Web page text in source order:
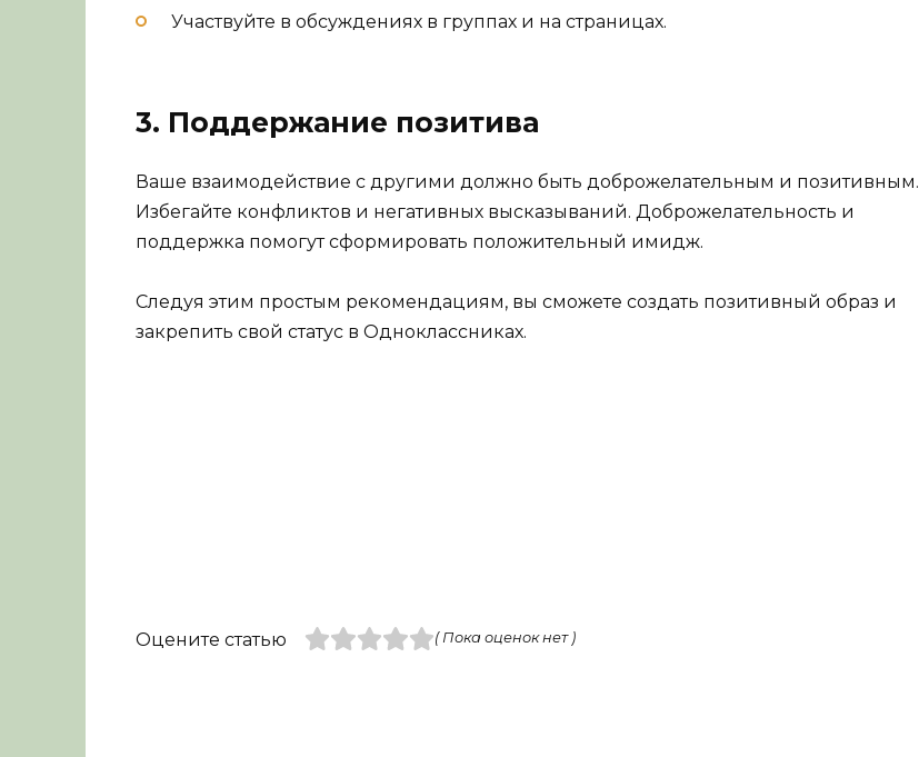
Участвуйте в обсуждениях в группах и на страницах.
3. Поддержание позитива
Ваше взаимодействие с другими должно быть доброжелательным и позитивным.
Избегайте конфликтов и негативных высказываний. Доброжелательность и
поддержка помогут сформировать положительный имидж.
Следуя этим простым рекомендациям, вы сможете создать позитивный образ и
закрепить свой статус в Одноклассниках.
Оцените статью ( Пока оценок нет )